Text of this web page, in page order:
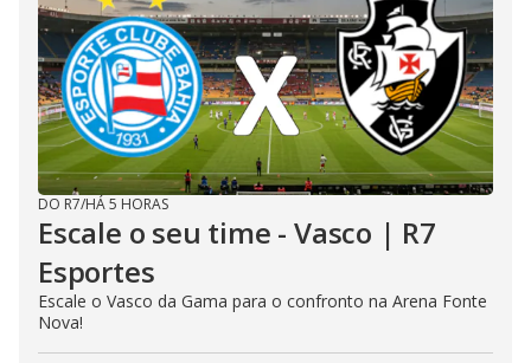
DO R7/HÁ 5 HORAS
Escale o seu time - Vasco | R7
Esportes
Escale o Vasco da Gama para o confronto na Arena Fonte
Nova!